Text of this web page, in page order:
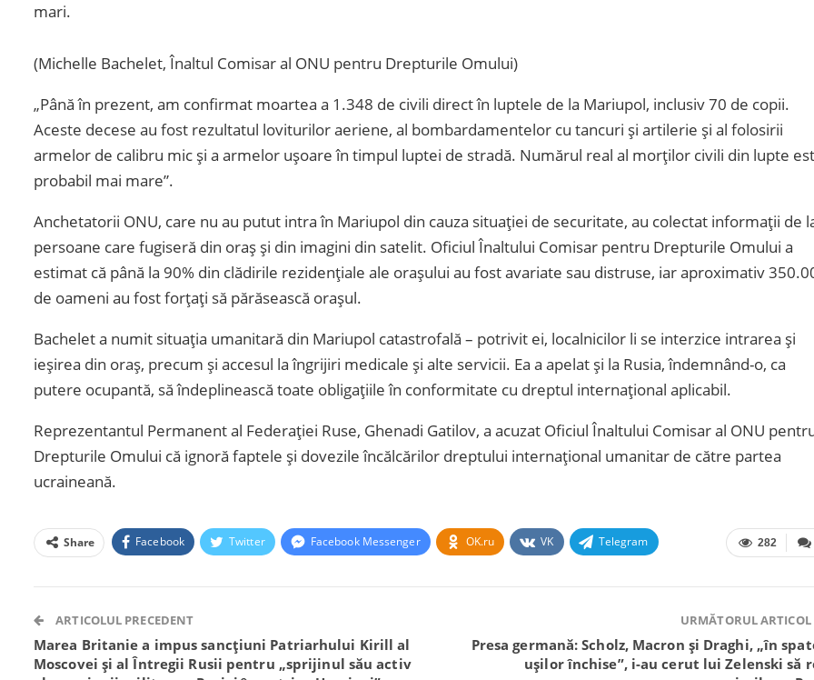
mari.
(Michelle Bachelet, Înaltul Comisar al ONU pentru Drepturile Omului)
„Până în prezent, am confirmat moartea a 1.348 de civili direct în luptele de la Mariupol, inclusiv 70 de copii.
Aceste decese au fost rezultatul loviturilor aeriene, al bombardamentelor cu tancuri și artilerie și al folosirii
armelor de calibru mic și a armelor ușoare în timpul luptei de stradă. Numărul real al morților civili din lupte
probabil mai mare”.
Anchetatorii ONU, care nu au putut intra în Mariupol din cauza situației de securitate, au colectat informații de
persoane care fugiseră din oraș și din imagini din satelit. Oficiul Înaltului Comisar pentru Drepturile Omului a
estimat că până la 90% din clădirile rezidențiale ale orașului au fost avariate sau distruse, iar aproximativ
de oameni au fost forțați să părăsească orașul.
Bachelet a numit situația umanitară din Mariupol catastrofală – potrivit ei, localnicilor li se interzice intrarea și
ieșirea din oraș, precum și accesul la îngrijiri medicale și alte servicii. Ea a apelat și la Rusia, îndemnând-o, ca
putere ocupantă, să îndeplinească toate obligațiile în conformitate cu dreptul internațional aplicabil.
Reprezentantul Permanent al Federației Ruse, Ghenadi Gatilov, a acuzat Oficiul Înaltului Comisar al ONU
Drepturile Omului că ignoră faptele și dovezile încălcărilor dreptului internațional umanitar de către partea
ucraineană.
282
Share Facebook Twitter Facebook Messenger OK.ru VK Telegram
ARTICOLUL PRECEDENT
Marea Britanie a impus sancțiuni Patriarhului Kirill al
Moscovei și al Întregii Rusii pentru „sprijinul său activ
URMĂTORUL ARTICOL
Presa germană: Scholz, Macron și Draghi, „în
ușilor închise”, i-au cerut lui Zelenski să